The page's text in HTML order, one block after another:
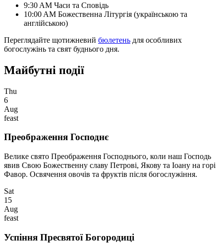
9:30 AM Часи та Сповідь
10:00 AM Божественна Літургія (українською та
англійською)
Переглядайте щотижневий бюлетень для особливих
богослужінь та свят буднього дня.
Майбутні події
Thu
6
Aug
feast
Преображення Господнє
Велике свято Преображення Господнього, коли наш Господь
явив Свою Божественну славу Петрові, Якову та Іоану на горі
Фавор. Освячення овочів та фруктів після богослужіння.
Sat
15
Aug
feast
Успіння Пресвятої Богородиці